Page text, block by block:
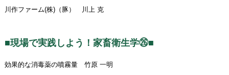
川作ファーム(株)（豚） 川上 克
■現場で実践しよう！家畜衛生学㉖■
効果的な消毒薬の噴霧量 竹原 一明